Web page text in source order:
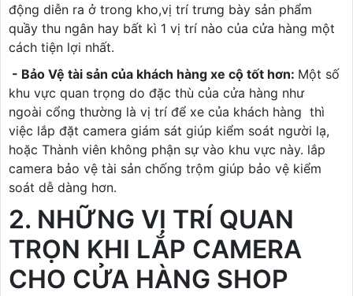
động diễn ra ở trong kho,vị trí trưng bày sản phẩm
quầy thu ngân hay bất kì 1 vị trí nào của cửa hàng một
cách tiện lợi nhất.
- Bảo Vệ tài sản của khách hàng xe cộ tốt hơn: Một số
khu vực quan trọng do đặc thù của cửa hàng như
ngoài cổng thường là vị trí để xe của khách hàng thì
việc lắp đặt camera giám sát giúp kiểm soát người lạ,
hoặc Thành viên không phận sự vào khu vực này. lắp
camera bảo vệ tài sản chống trộm giúp bảo vệ kiểm
soát dễ dàng hơn.
2. NHỮNG VỊ TRÍ QUAN
TRỌN KHI LẮP CAMERA
CHO CỬA HÀNG SHOP